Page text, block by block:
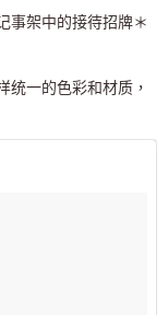
事架中的接待招牌＊
统一的色彩和材质，